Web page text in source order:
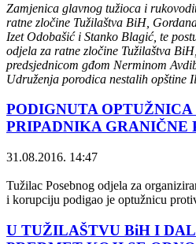
Zamjenica glavnog tužioca i
ratne zločine Tužilaštva BiH,
Izet Odobašić i Stanko Blagić, te
odjela za ratne zločine Tužilaštva
predsjednicom gđom Nerminom
Udruženja porodica nestalih opštine
PODIGNUTA
PRIPADNIKA GRANIČNE
31.08.2016. 14:47
Tužilac Posebnog odjela za
i korupciju podigao je optužnicu
U TUŽILAŠTVU BiH I